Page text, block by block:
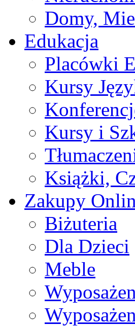
Domy,
Edukacja
Placówki
Kursy
Kursy i
Książki,
Zakupy
Biżuteria
Dla Dzieci
Meble